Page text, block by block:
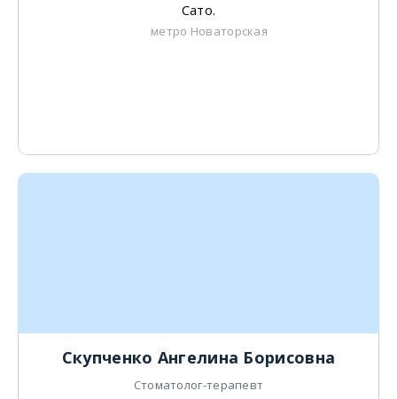
Сато.
метро Новаторская
Скупченко Ангелина Борисовна
Стоматолог-терапевт